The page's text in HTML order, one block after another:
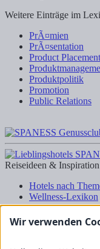
Weitere Einträge im
PrÃ¤mien
PrÃ¤sentation
Product Placement
Produktpolitik
Promotion
Public Relations
Reiseideen & Inspiration
Hotels nach
Wellness-Lexikon
Business-Lexikon
Urlaubsregionen
Wir verwenden